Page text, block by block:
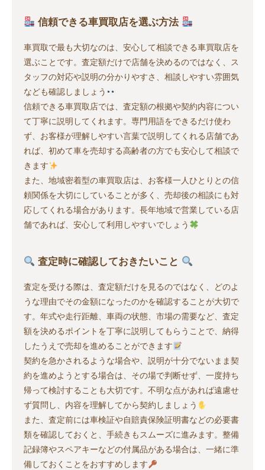
信頼できる車買取店を選ぶ方法
車買取で最も大切なのは、安心して相談できる車買取店を
選ぶことです。査定額だけで店舗を決めるのではなく、ス
タッフの対応や説明の分かりやすさ、相談しやすい雰囲気
なども確認しましょう
信頼できる車買取店では、査定額の根拠や契約内容につい
て丁寧に説明してくれます。専門用語をできるだけ使わ
ず、お客様が理解しやすい言葉で説明してくれる店舗であ
れば、初めて車を売却する高齢者の方でも安心して相談で
きます
また、地域密着型の車買取店は、お客様一人ひとりとの信
頼関係を大切にしていることが多く、売却後の相談にも対
応してくれる場合があります。長年地域で営業している店
舗であれば、安心して利用しやすいでしょう
査定時に確認しておきたいこと
査定を受ける際は、査定額だけを見るのではなく、どのよ
うな理由でその金額になったのかを確認することが大切で
す。年式や走行距離、車両の状態、市場の需要など、査定
額を決めるポイントを丁寧に説明してもらうことで、納得
したうえで売却を進めることができます
契約を急かされるような場合や、説明が十分でないまま契
約を進めようとする場合は、その場で判断せず、一度持ち
帰って検討することも大切です。不明な点があれば遠慮せ
ず質問し、内容を理解してから契約しましょう
また、査定前には車検証や自賠責保険証明書などの必要書
類を確認しておくと、手続きもスムーズに進みます。整備
記録簿やスペアキーなどの付属品がある場合は、一緒に準
備しておくことをおすすめします